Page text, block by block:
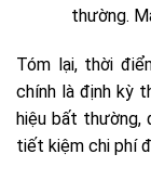
thường.
Tóm lại, thời
chính là định kỳ
hiệu bất thường,
tiết kiệm chi phí